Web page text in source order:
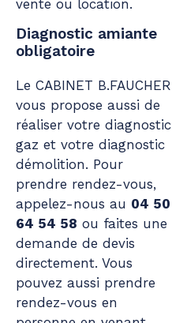
vente ou location.
Diagnostic amiante
obligatoire
Le CABINET B.FAUCHER
vous propose aussi de
réaliser votre diagnostic
gaz et votre diagnostic
démolition. Pour
prendre rendez-vous,
appelez-nous au 04 50
64 54 58 ou faites une
demande de devis
directement. Vous
pouvez aussi prendre
rendez-vous en